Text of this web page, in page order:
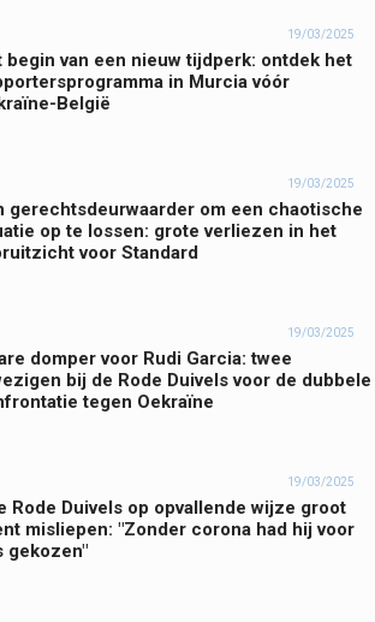
19/03/2025
begin van een nieuw tijdperk: ontdek het
in Murcia vóór
België
19/03/2025
gerechtsdeurwaarder om een chaotische
op te lossen: grote verliezen in het
voor Standard
19/03/2025
domper voor Rudi Garcia: twee
bij de Rode Duivels voor de dubbele
tegen Oekraïne
19/03/2025
Rode Duivels op opvallende wijze groot
misliepen: "Zonder corona had hij voor
gekozen"